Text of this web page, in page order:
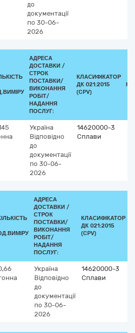
до
документації
по 30-06-
2026
АДРЕСА
ДОСТАВКИ /
СТРОК
ПОСТАВКИ/
ВИКОНАННЯ
РОБІТ/
НАДАННЯ
ПОСЛУГ:
КЛАСИФІКАТОР
ДК 021:2015
(CPV)
Україна
Відповідно
до
документації
по 30-06-
2026
14620000-3
Сплави
АДРЕСА
ДОСТАВКИ /
СТРОК
ПОСТАВКИ/
ВИКОНАННЯ
РОБІТ/
НАДАННЯ
ПОСЛУГ:
КЛАСИФІКАТОР
ДК 021:2015
(CPV)
Україна
Відповідно
до
документації
по 30-06-
2026
14620000-3
Сплави